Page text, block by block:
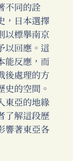
不同的詮
，日本選擇
以標舉南京
以回應。這
能反應，而
後處理的方
史的空間。
東亞的地緣
了解這段歷
響著東亞各